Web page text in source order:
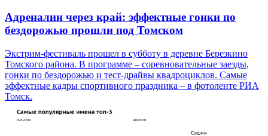
Адреналин через край: эффектные гонки по
бездорожью прошли под Томском
Экстрим-фестиваль прошел в субботу в деревне Березкино
Томского района. В программе – соревновательные заезды,
гонки по бездорожью и тест-драйвы квадроциклов. Самые
эффектные кадры спортивного праздника – в фотоленте РИА
Томск.